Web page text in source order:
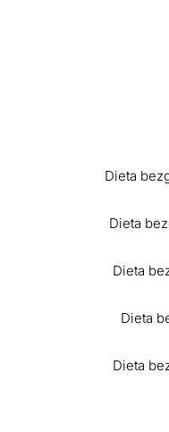
Dieta
Dieta
Dieta
Dieta
Dieta